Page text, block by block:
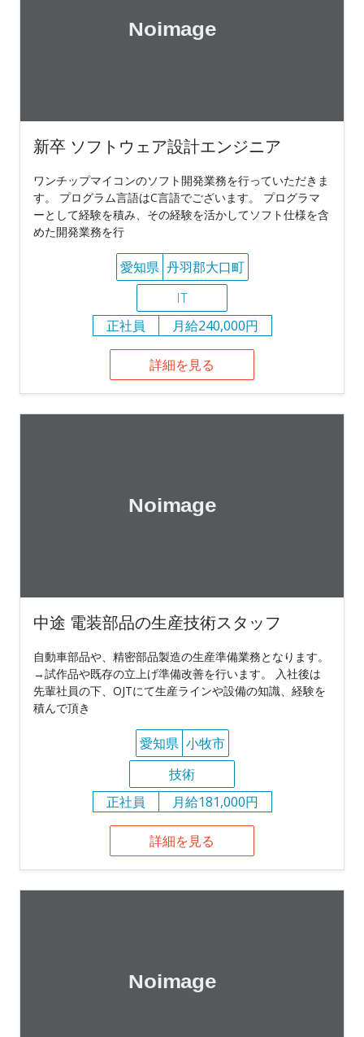
新卒 ソフトウェア設計エンジニア
ワンチップマイコンのソフト開発業務を行っていただきま
す。 プログラム言語はC言語でございます。 プログラマ
ーとして経験を積み、その経験を活かしてソフト仕様を含
めた開発業務を行
愛知県 丹羽郡大口町
IT
正社員
月給240,000円
詳細を見る
中途 電装部品の生産技術スタッフ
自動車部品や、精密部品製造の生産準備業務となります。
→試作品や既存の立上げ準備改善を行います。 入社後は
先輩社員の下、OJTにて生産ラインや設備の知識、経験を
積んで頂き
愛知県 小牧市
技術
正社員
月給181,000円
詳細を見る